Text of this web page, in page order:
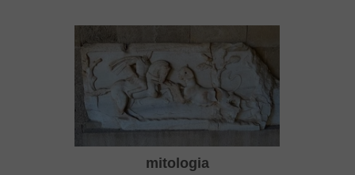
mitologia